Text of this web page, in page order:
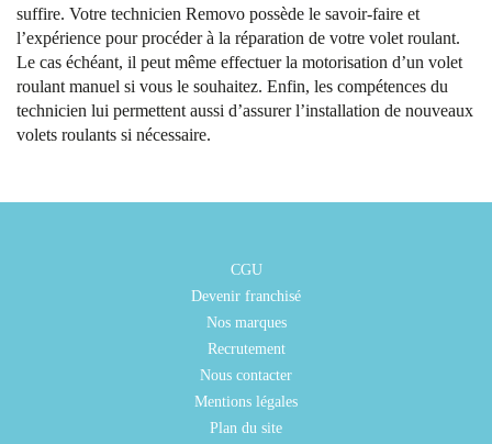
suffire. Votre technicien Removo possède le savoir-faire et
l’expérience pour procéder à la réparation de votre volet roulant.
Le cas échéant, il peut même effectuer la motorisation d’un volet
roulant manuel si vous le souhaitez. Enfin, les compétences du
technicien lui permettent aussi d’assurer l’installation de nouveaux
volets roulants si nécessaire.
CGU
Devenir franchisé
Nos marques
Recrutement
Nous contacter
Mentions légales
Plan du site